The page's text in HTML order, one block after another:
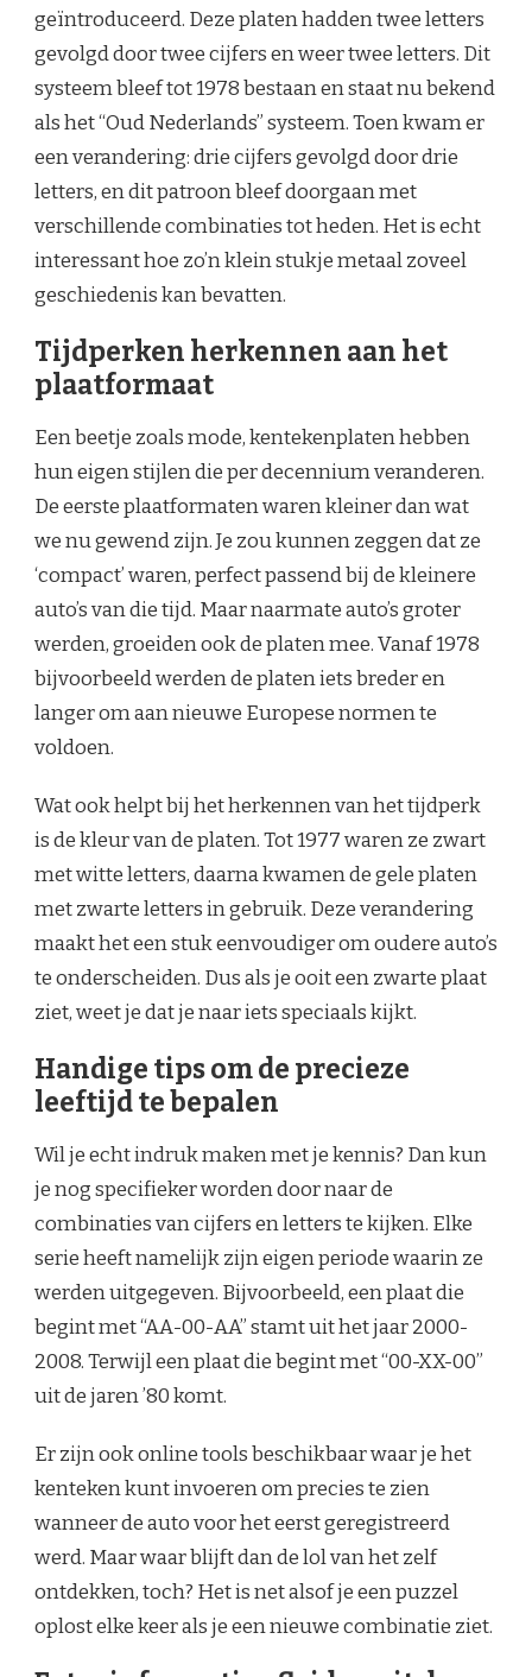
geïntroduceerd. Deze platen hadden twee letters
gevolgd door twee cijfers en weer twee letters. Dit
systeem bleef tot 1978 bestaan en staat nu bekend
als het “Oud Nederlands” systeem. Toen kwam er
een verandering: drie cijfers gevolgd door drie
letters, en dit patroon bleef doorgaan met
verschillende combinaties tot heden. Het is echt
interessant hoe zo’n klein stukje metaal zoveel
geschiedenis kan bevatten.
Tijdperken herkennen aan het
plaatformaat
Een beetje zoals mode, kentekenplaten hebben
hun eigen stijlen die per decennium veranderen.
De eerste plaatformaten waren kleiner dan wat
we nu gewend zijn. Je zou kunnen zeggen dat ze
‘compact’ waren, perfect passend bij de kleinere
auto’s van die tijd. Maar naarmate auto’s groter
werden, groeiden ook de platen mee. Vanaf 1978
bijvoorbeeld werden de platen iets breder en
langer om aan nieuwe Europese normen te
voldoen.
Wat ook helpt bij het herkennen van het tijdperk
is de kleur van de platen. Tot 1977 waren ze zwart
met witte letters, daarna kwamen de gele platen
met zwarte letters in gebruik. Deze verandering
maakt het een stuk eenvoudiger om oudere auto’s
te onderscheiden. Dus als je ooit een zwarte plaat
ziet, weet je dat je naar iets speciaals kijkt.
Handige tips om de precieze
leeftijd te bepalen
Wil je echt indruk maken met je kennis? Dan kun
je nog specifieker worden door naar de
combinaties van cijfers en letters te kijken. Elke
serie heeft namelijk zijn eigen periode waarin ze
werden uitgegeven. Bijvoorbeeld, een plaat die
begint met “AA-00-AA” stamt uit het jaar 2000-
2008. Terwijl een plaat die begint met “00-XX-00”
uit de jaren ’80 komt.
Er zijn ook online tools beschikbaar waar je het
kenteken kunt invoeren om precies te zien
wanneer de auto voor het eerst geregistreerd
werd. Maar waar blijft dan de lol van het zelf
ontdekken, toch? Het is net alsof je een puzzel
oplost elke keer als je een nieuwe combinatie ziet.